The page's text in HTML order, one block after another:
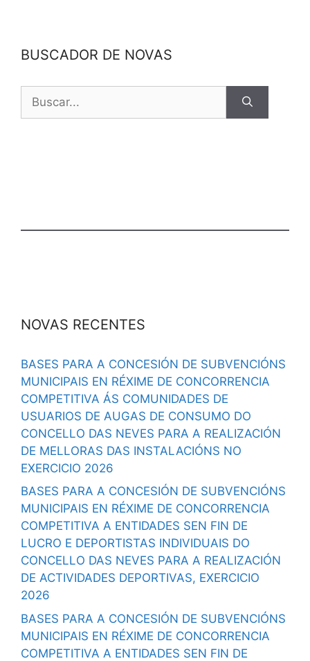
BUSCADOR DE NOVAS
NOVAS RECENTES
BASES PARA A CONCESIÓN DE SUBVENCIÓNS
MUNICIPAIS EN RÉXIME DE CONCORRENCIA
COMPETITIVA ÁS COMUNIDADES DE
USUARIOS DE AUGAS DE CONSUMO DO
CONCELLO DAS NEVES PARA A REALIZACIÓN
DE MELLORAS DAS INSTALACIÓNS NO
EXERCICIO 2026
BASES PARA A CONCESIÓN DE SUBVENCIÓNS
MUNICIPAIS EN RÉXIME DE CONCORRENCIA
COMPETITIVA A ENTIDADES SEN FIN DE
LUCRO E DEPORTISTAS INDIVIDUAIS DO
CONCELLO DAS NEVES PARA A REALIZACIÓN
DE ACTIVIDADES DEPORTIVAS, EXERCICIO
2026
BASES PARA A CONCESIÓN DE SUBVENCIÓNS
MUNICIPAIS EN RÉXIME DE CONCORRENCIA
COMPETITIVA A ENTIDADES SEN FIN DE